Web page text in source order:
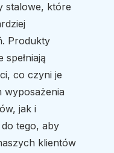
stalowe, które
Produkty
co czyni je
wyposażenia
jak i
tego, aby
klientów